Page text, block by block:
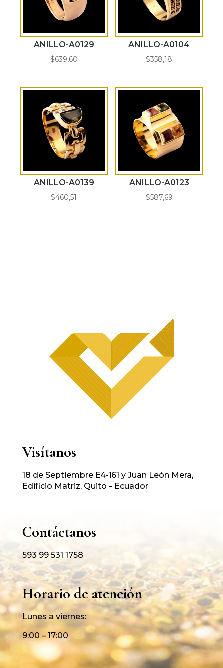
ANILLO-A0129
$639,60
ANILLO-A0104
$358,18
ANILLO-A0139
$460,51
ANILLO-A0123
$587,69
Visítanos
18 de Septiembre E4-161 y Juan León Mera,
Edificio Matriz, Quito – Ecuador
Contáctanos
593 99 531 1758
Horario de atención
Lunes a viernes:
9:00 – 17:00